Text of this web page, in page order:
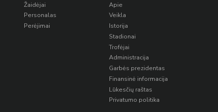
Žaidėjai
Personalas
Perėjimai
Apie
Veikla
Istorija
Stadionai
Trofėjai
Administracija
Garbės prezidentas
Finansinė informacija
Lūkesčių raštas
Privatumo politika